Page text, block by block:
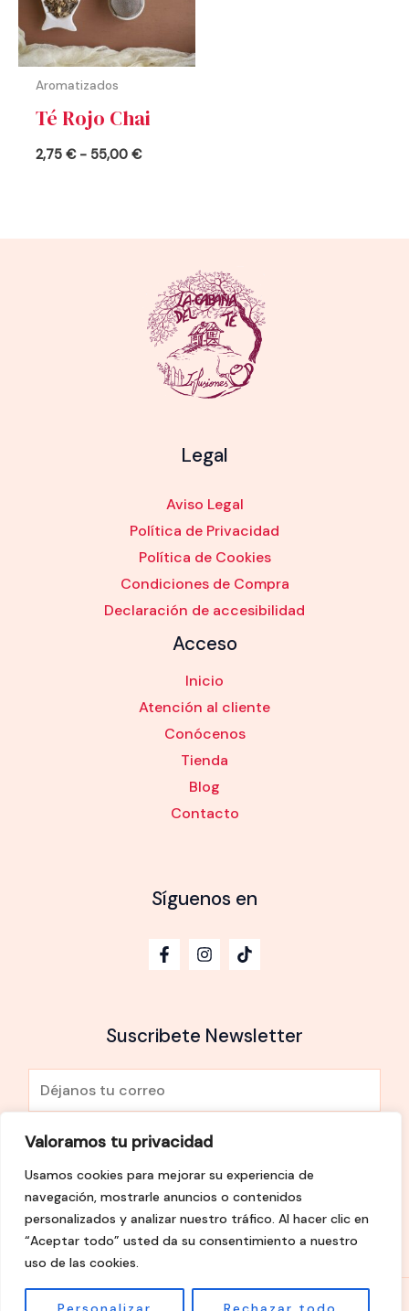
Valoramos tu privacidad
Usamos cookies para mejorar su experiencia de
navegación, mostrarle anuncios o contenidos
personalizados y analizar nuestro tráfico. Al hacer clic en
“Aceptar todo” usted da su consentimiento a nuestro
uso de las cookies.
Aromatizados
Té Rojo Chai
2,75€ - 55,00€
Legal
Aviso Legal
Política de Privacidad
Política de Cookies
Condiciones de Compra
Declaración de accesibilidad
Acceso
Inicio
Atención al cliente
Conócenos
Tienda
Blog
Contacto
Síguenos en
Suscribete Newsletter
m
a
*
He leído y Acepto lapolítica de privacidad
SUSCRÍBETE